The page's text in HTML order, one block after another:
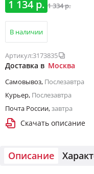
1 134 р. 1 334 р.
В наличии
Артикул:3173835
Доставка в Москва
Самовывоз, Послезавтра
Курьер, Послезавтра
Почта России,завтра
Скачать описание
Описание